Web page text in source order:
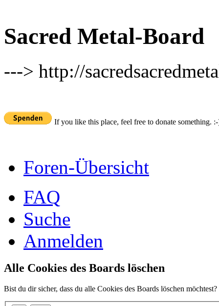
Sacred Metal-Board
---> http://
If you like this place, feel free to donate something.
Foren-Übersicht
FAQ
Suche
Anmelden
Alle Cookies des Boards löschen
Bist du dir sicher, dass du alle Cookies des Boards löschen möchtest?